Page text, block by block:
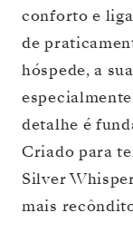
conforto e
de
hóspede, a
detalhe é
Criado para
Silver
mais